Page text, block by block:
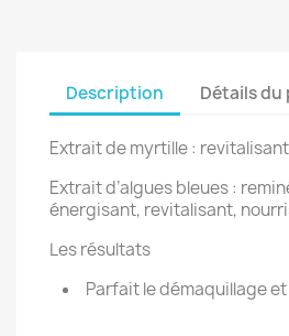
Description Détails
Extrait de myrtille :
Extrait d’algues bleues :
énergisant, revitalisant,
Les résultats
Parfait le démaquillage